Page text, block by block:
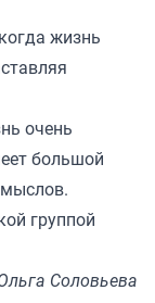
жизнь
очень
большой
группой
Соловьева